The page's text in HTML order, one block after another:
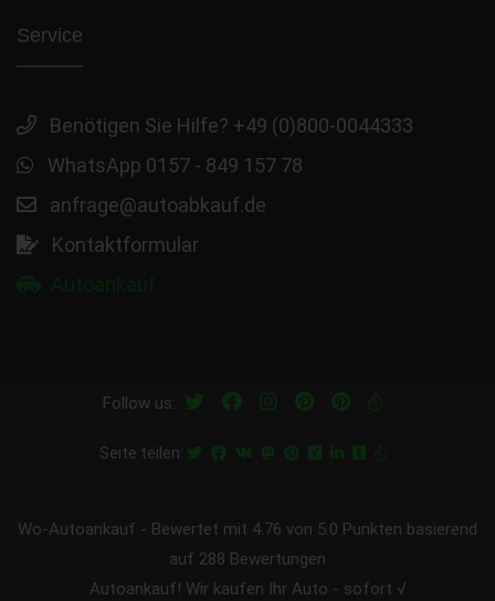
Service
Benötigen Sie Hilfe? +49 (0)800-0044333
WhatsApp 0157 - 849 157 78
anfrage@autoabkauf.de
Kontaktformular
Follow us:
Seite teilen:
Wo-Autoankauf - Bewertet mit 4.76 von 5.0 Punkten basierend
auf 288 Bewertungen
Autoankauf! Wir kaufen Ihr Auto - sofort √